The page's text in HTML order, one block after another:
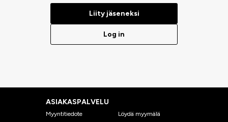
Liity jäseneksi
Log in
ASIAKASPALVELU
Myyntitiedote
Löydä myymälä